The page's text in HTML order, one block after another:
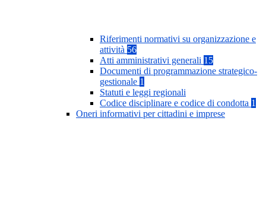
Riferimenti normativi su organizzazione e
attività 56
Atti amministrativi generali 15
Documenti di programmazione strategico-
gestionale 1
Statuti e leggi regionali
Codice disciplinare e codice di condotta 1
Oneri informativi per cittadini e imprese